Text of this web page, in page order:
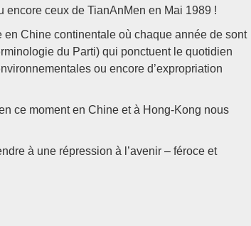
ceux de TianAnMen en Mai 1989 !
Chine continentale où chaque année de sont
du Parti) qui ponctuent le quotidien
ou encore d’expropriation
ce moment en Chine et à Hong-Kong nous
à une répression à l’avenir – féroce et